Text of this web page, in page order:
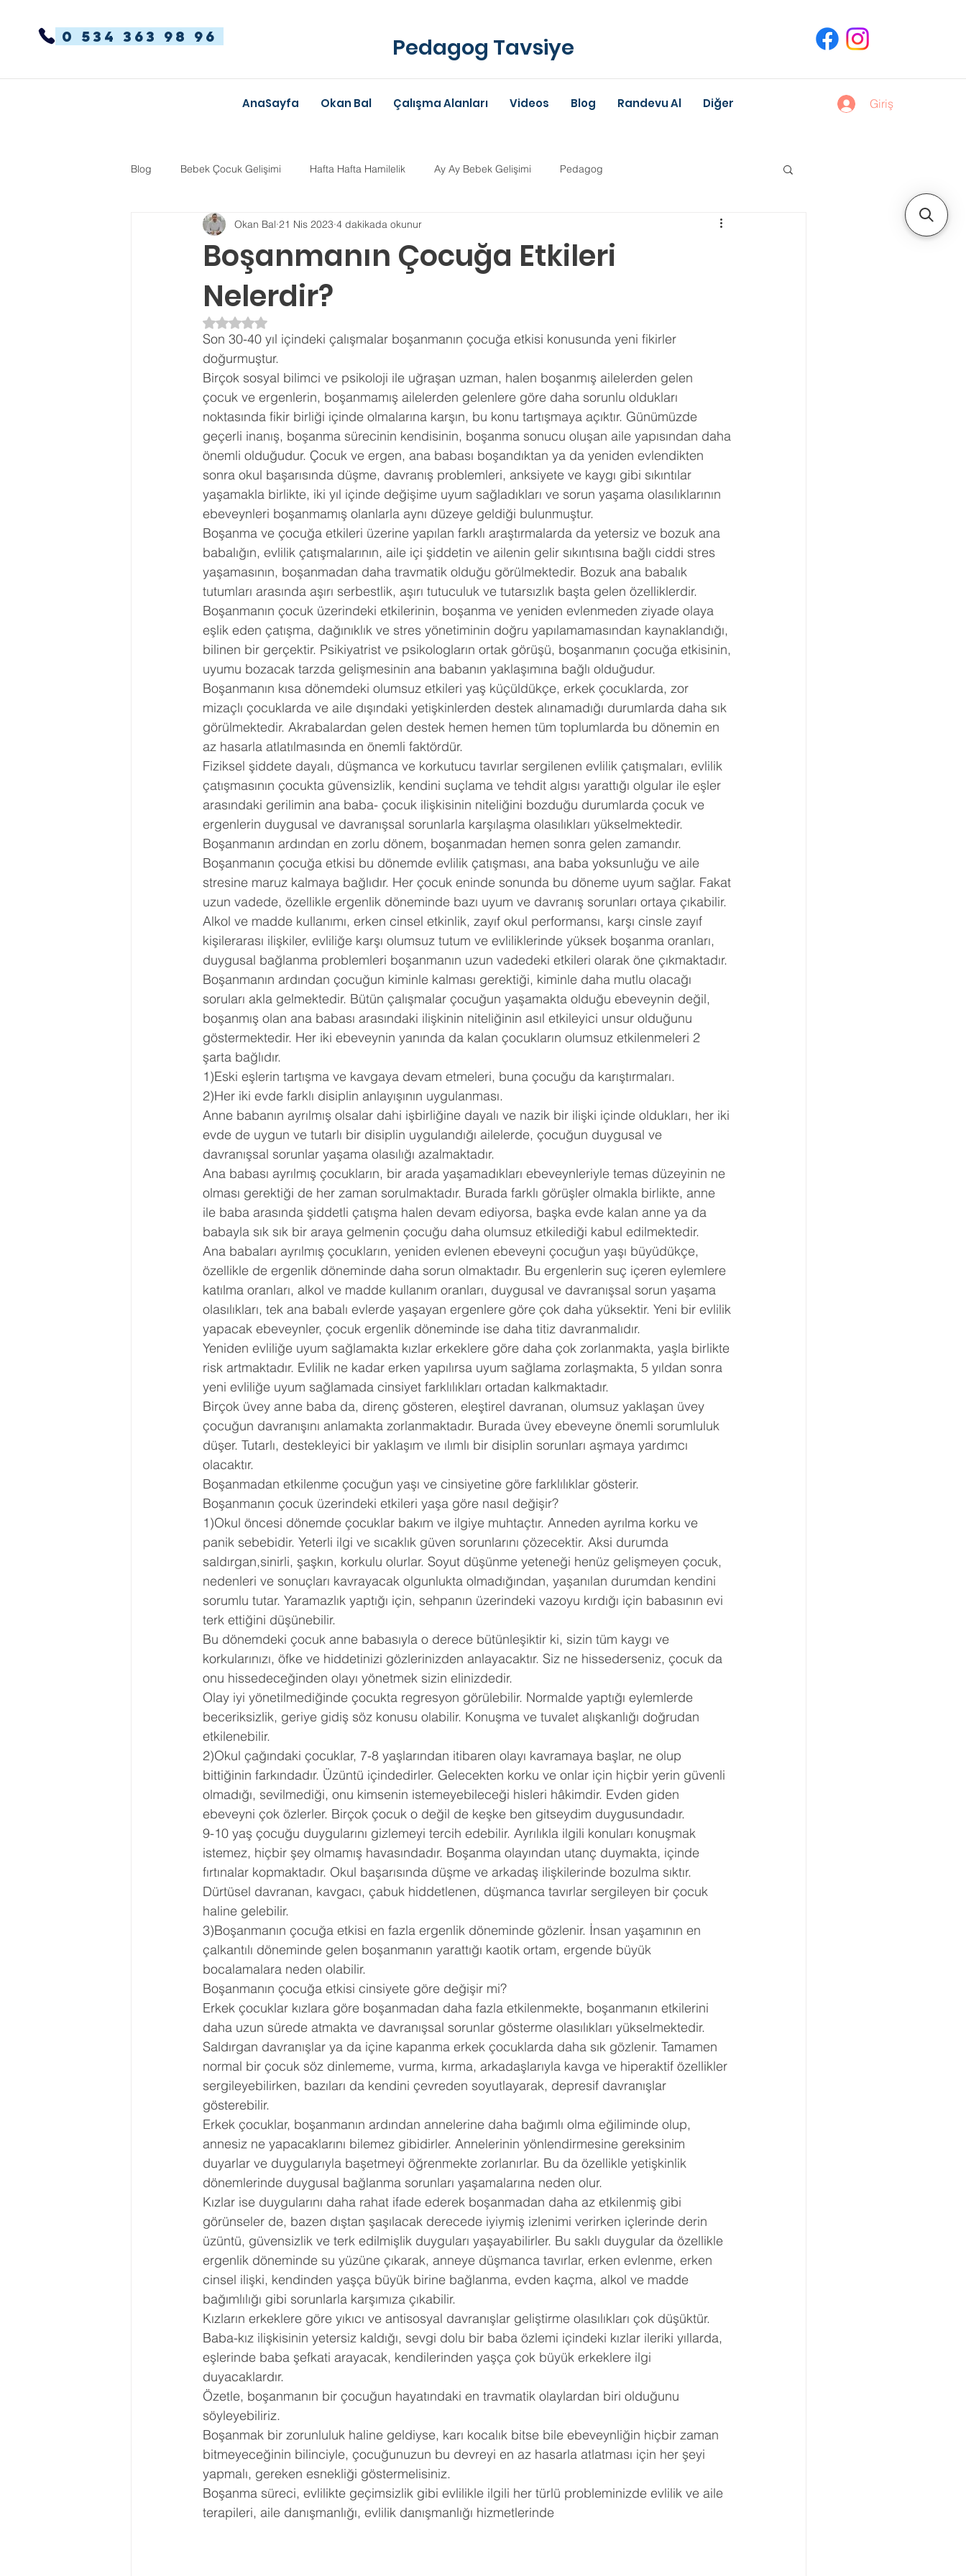
0 534 363 98 96 Pedagog Tavsiye
AnaSayfa Okan Bal Çalışma Alanları Videos Blog Randevu Al Diğer Giriş
Blog Bebek Çocuk Gelişimi Hafta Hafta Hamilelik Ay Ay Bebek Gelişimi Pedagog
Dikkat Dağınıklığı Hiperaktivite Anne-Baba Eğitimi
Kekemelik TYT-AYT Eğitim Danışmanlığı
Ergenlik Danışmanlığı PDR Rehberlik Psikoloji Tercih Danışmanı Öğrenci Koçluğu Boşanma Danışmanlığı
Evlilik Terapisi
Boşanmanın Çocuğa Etkileri
Nelerdir?
Okan Bal 21 Nis 2023 4 dakikada okunur
5 üzerinden NaN yıldız
Son 30-40 yıl içindeki çalışmalar boşanmanın çocuğa etkisi konusunda yeni fikirler
doğurmuştur.
Birçok sosyal bilimci ve psikoloji ile uğraşan uzman, halen boşanmış ailelerden gelen
çocuk ve ergenlerin, boşanmamış ailelerden gelenlere göre daha sorunlu oldukları
noktasında fikir birliği içinde olmalarına karşın, bu konu tartışmaya açıktır. Günümüzde
geçerli inanış, boşanma sürecinin kendisinin, boşanma sonucu oluşan aile yapısından daha
önemli olduğudur. Çocuk ve ergen, ana babası boşandıktan ya da yeniden evlendikten
sonra okul başarısında düşme, davranış problemleri, anksiyete ve kaygı gibi sıkıntılar
yaşamakla birlikte, iki yıl içinde değişime uyum sağladıkları ve sorun yaşama olasılıklarının
ebeveynleri boşanmamış olanlarla aynı düzeye geldiği bulunmuştur.
Boşanma ve çocuğa etkileri üzerine yapılan farklı araştırmalarda da yetersiz ve bozuk ana
babalığın, evlilik çatışmalarının, aile içi şiddetin ve ailenin gelir sıkıntısına bağlı ciddi stres
yaşamasının, boşanmadan daha travmatik olduğu görülmektedir. Bozuk ana babalık
tutumları arasında aşırı serbestlik, aşırı tutuculuk ve tutarsızlık başta gelen özelliklerdir.
Boşanmanın çocuk üzerindeki etkilerinin, boşanma ve yeniden evlenmeden ziyade olaya
eşlik eden çatışma, dağınıklık ve stres yönetiminin doğru yapılamamasından kaynaklandığı,
bilinen bir gerçektir. Psikiyatrist ve psikologların ortak görüşü, boşanmanın çocuğa etkisinin,
uyumu bozacak tarzda gelişmesinin ana babanın yaklaşımına bağlı olduğudur.
Boşanmanın kısa dönemdeki olumsuz etkileri yaş küçüldükçe, erkek çocuklarda, zor
mizaçlı çocuklarda ve aile dışındaki yetişkinlerden destek alınamadığı durumlarda daha sık
görülmektedir. Akrabalardan gelen destek hemen hemen tüm toplumlarda bu dönemin en
az hasarla atlatılmasında en önemli faktördür.
Fiziksel şiddete dayalı, düşmanca ve korkutucu tavırlar sergilenen evlilik çatışmaları, evlilik
çatışmasının çocukta güvensizlik, kendini suçlama ve tehdit algısı yarattığı olgular ile eşler
arasındaki gerilimin ana baba- çocuk ilişkisinin niteliğini bozduğu durumlarda çocuk ve
ergenlerin duygusal ve davranışsal sorunlarla karşılaşma olasılıkları yükselmektedir.
Boşanmanın ardından en zorlu dönem, boşanmadan hemen sonra gelen zamandır.
Boşanmanın çocuğa etkisi bu dönemde evlilik çatışması, ana baba yoksunluğu ve aile
stresine maruz kalmaya bağlıdır. Her çocuk eninde sonunda bu döneme uyum sağlar. Fakat
uzun vadede, özellikle ergenlik döneminde bazı uyum ve davranış sorunları ortaya çıkabilir.
Alkol ve madde kullanımı, erken cinsel etkinlik, zayıf okul performansı, karşı cinsle zayıf
kişilerarası ilişkiler, evliliğe karşı olumsuz tutum ve evliliklerinde yüksek boşanma oranları,
duygusal bağlanma problemleri boşanmanın uzun vadedeki etkileri olarak öne çıkmaktadır.
Boşanmanın ardından çocuğun kiminle kalması gerektiği, kiminle daha mutlu olacağı
soruları akla gelmektedir. Bütün çalışmalar çocuğun yaşamakta olduğu ebeveynin değil,
boşanmış olan ana babası arasındaki ilişkinin niteliğinin asıl etkileyici unsur olduğunu
göstermektedir. Her iki ebeveynin yanında da kalan çocukların olumsuz etkilenmeleri 2
şarta bağlıdır.
1)Eski eşlerin tartışma ve kavgaya devam etmeleri, buna çocuğu da karıştırmaları.
2)Her iki evde farklı disiplin anlayışının uygulanması.
Anne babanın ayrılmış olsalar dahi işbirliğine dayalı ve nazik bir ilişki içinde oldukları, her iki
evde de uygun ve tutarlı bir disiplin uygulandığı ailelerde, çocuğun duygusal ve
davranışsal sorunlar yaşama olasılığı azalmaktadır.
Ana babası ayrılmış çocukların, bir arada yaşamadıkları ebeveynleriyle temas düzeyinin ne
olması gerektiği de her zaman sorulmaktadır. Burada farklı görüşler olmakla birlikte, anne
ile baba arasında şiddetli çatışma halen devam ediyorsa, başka evde kalan anne ya da
babayla sık sık bir araya gelmenin çocuğu daha olumsuz etkilediği kabul edilmektedir.
Ana babaları ayrılmış çocukların, yeniden evlenen ebeveyni çocuğun yaşı büyüdükçe,
özellikle de ergenlik döneminde daha sorun olmaktadır. Bu ergenlerin suç içeren eylemlere
katılma oranları, alkol ve madde kullanım oranları, duygusal ve davranışsal sorun yaşama
olasılıkları, tek ana babalı evlerde yaşayan ergenlere göre çok daha yüksektir. Yeni bir evlilik
yapacak ebeveynler, çocuk ergenlik döneminde ise daha titiz davranmalıdır.
Yeniden evliliğe uyum sağlamakta kızlar erkeklere göre daha çok zorlanmakta, yaşla birlikte
risk artmaktadır. Evlilik ne kadar erken yapılırsa uyum sağlama zorlaşmakta, 5 yıldan sonra
yeni evliliğe uyum sağlamada cinsiyet farklılıkları ortadan kalkmaktadır.
Birçok üvey anne baba da, direnç gösteren, eleştirel davranan, olumsuz yaklaşan üvey
çocuğun davranışını anlamakta zorlanmaktadır. Burada üvey ebeveyne önemli sorumluluk
düşer. Tutarlı, destekleyici bir yaklaşım ve ılımlı bir disiplin sorunları aşmaya yardımcı
olacaktır.
Boşanmadan etkilenme çocuğun yaşı ve cinsiyetine göre farklılıklar gösterir.
Boşanmanın çocuk üzerindeki etkileri yaşa göre nasıl değişir?
1)Okul öncesi dönemde çocuklar bakım ve ilgiye muhtaçtır. Anneden ayrılma korku ve
panik sebebidir. Yeterli ilgi ve sıcaklık güven sorunlarını çözecektir. Aksi durumda
saldırgan,sinirli, şaşkın, korkulu olurlar. Soyut düşünme yeteneği henüz gelişmeyen çocuk,
nedenleri ve sonuçları kavrayacak olgunlukta olmadığından, yaşanılan durumdan kendini
sorumlu tutar. Yaramazlık yaptığı için, sehpanın üzerindeki vazoyu kırdığı için babasının evi
terk ettiğini düşünebilir.
Bu dönemdeki çocuk anne babasıyla o derece bütünleşiktir ki, sizin tüm kaygı ve
korkularınızı, öfke ve hiddetinizi gözlerinizden anlayacaktır. Siz ne hissederseniz, çocuk da
onu hissedeceğinden olayı yönetmek sizin elinizdedir.
Olay iyi yönetilmediğinde çocukta regresyon görülebilir. Normalde yaptığı eylemlerde
beceriksizlik, geriye gidiş söz konusu olabilir. Konuşma ve tuvalet alışkanlığı doğrudan
etkilenebilir.
2)Okul çağındaki çocuklar, 7-8 yaşlarından itibaren olayı kavramaya başlar, ne olup
bittiğinin farkındadır. Üzüntü içindedirler. Gelecekten korku ve onlar için hiçbir yerin güvenli
olmadığı, sevilmediği, onu kimsenin istemeyebileceği hisleri hâkimdir. Evden giden
ebeveyni çok özlerler. Birçok çocuk o değil de keşke ben gitseydim duygusundadır.
9-10 yaş çocuğu duygularını gizlemeyi tercih edebilir. Ayrılıkla ilgili konuları konuşmak
istemez, hiçbir şey olmamış havasındadır. Boşanma olayından utanç duymakta, içinde
fırtınalar kopmaktadır. Okul başarısında düşme ve arkadaş ilişkilerinde bozulma sıktır.
Dürtüsel davranan, kavgacı, çabuk hiddetlenen, düşmanca tavırlar sergileyen bir çocuk
haline gelebilir.
3)Boşanmanın çocuğa etkisi en fazla ergenlik döneminde gözlenir. İnsan yaşamının en
çalkantılı döneminde gelen boşanmanın yarattığı kaotik ortam, ergende büyük
bocalamalara neden olabilir.
Boşanmanın çocuğa etkisi cinsiyete göre değişir mi?
Erkek çocuklar kızlara göre boşanmadan daha fazla etkilenmekte, boşanmanın etkilerini
daha uzun sürede atmakta ve davranışsal sorunlar gösterme olasılıkları yükselmektedir.
Saldırgan davranışlar ya da içine kapanma erkek çocuklarda daha sık gözlenir. Tamamen
normal bir çocuk söz dinlememe, vurma, kırma, arkadaşlarıyla kavga ve hiperaktif özellikler
sergileyebilirken, bazıları da kendini çevreden soyutlayarak, depresif davranışlar
gösterebilir.
Erkek çocuklar, boşanmanın ardından annelerine daha bağımlı olma eğiliminde olup,
annesiz ne yapacaklarını bilemez gibidirler. Annelerinin yönlendirmesine gereksinim
duyarlar ve duygularıyla başetmeyi öğrenmekte zorlanırlar. Bu da özellikle yetişkinlik
dönemlerinde duygusal bağlanma sorunları yaşamalarına neden olur.
Kızlar ise duygularını daha rahat ifade ederek boşanmadan daha az etkilenmiş gibi
görünseler de, bazen dıştan şaşılacak derecede iyiymiş izlenimi verirken içlerinde derin
üzüntü, güvensizlik ve terk edilmişlik duyguları yaşayabilirler. Bu saklı duygular da özellikle
ergenlik döneminde su yüzüne çıkarak, anneye düşmanca tavırlar, erken evlenme, erken
cinsel ilişki, kendinden yaşça büyük birine bağlanma, evden kaçma, alkol ve madde
bağımlılığı gibi sorunlarla karşımıza çıkabilir.
Kızların erkeklere göre yıkıcı ve antisosyal davranışlar geliştirme olasılıkları çok düşüktür.
Baba-kız ilişkisinin yetersiz kaldığı, sevgi dolu bir baba özlemi içindeki kızlar ileriki yıllarda,
eşlerinde baba şefkati arayacak, kendilerinden yaşça çok büyük erkeklere ilgi
duyacaklardır.
Özetle, boşanmanın bir çocuğun hayatındaki en travmatik olaylardan biri olduğunu
söyleyebiliriz.
Boşanmak bir zorunluluk haline geldiyse, karı kocalık bitse bile ebeveynliğin hiçbir zaman
bitmeyeceğinin bilinciyle, çocuğunuzun bu devreyi en az hasarla atlatması için her şeyi
yapmalı, gereken esnekliği göstermelisiniz.
Boşanma süreci, evlilikte geçimsizlik gibi evlilikle ilgili her türlü probleminizde evlilik ve aile
terapileri, aile danışmanlığı, evlilik danışmanlığı hizmetlerinde